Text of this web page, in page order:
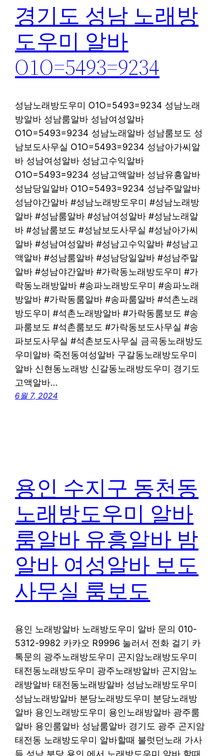
경기도 성남 노래방
도우미 알바
O1O=5493=9234
성남노래방도우미 O1O=5493=9234 성남노래
방알바 성남룸알바 성남여성알바
O1O=5493=9234 성남노래알바 성남룸보도 성
남보도사무실 O1O=5493=9234 성남아가씨알
바 성남여성알바 성남고수익알바
O1O=5493=9234 성남고액알바 성남유흥알바
성남당일알바 O1O=5493=9234 성남주말알바
성남야간알바 #성남노래방도우미 #성남노래방
알바 #성남룸알바 #성남여성알바 #성남노래알
바 #성남룸보도 #성남보도사무실 #성남아가씨
알바 #성남여성알바 #성남고수익알바 #성남고
액알바 #성남룸알바 #성남당일알바 #성남주말
알바 #성남야간알바 #가락동노래방도우미 #가
락동노래방알바 #송파노래방도우미 #송파노래
방알바 #가락동룸알바 #송파룸알바 #석촌노래
방도우미 #석촌노래방알바 #가락동룸보도 #송
파룸보도 #석촌룸보도 #가락동보도사무실 #송
파보도사무실 #석촌보도사무실 금곡동노래방도
우미알바 죽전동여성알바 구갈동노래방도우미
알바 신현동노래방 신갈동노래방도우미 경기도
고액알바…
6월 7, 2024
용인 수지구 동천동
노래방도우미 알바
룸알바 유흥알바 밤
알바 여성알바 보도
사무실 룸보도
용인 노래방알바 노래방도우미 알바 문의 010-
5312-9982 카카오 R9996 눌러서 전화 걸기 카
톡문의 광주노래방도우미 곤지암노래방도우미
태전동노래방도우미 광주노래방알바 곤지암노
래방알바 태전동노래방알바 성남노래방도우미
성남노래방알바 분당노래방도우미 분당노래방
알바 용인노래방도우미 용인노래방알바 광주룸
알바 용인룸알바 성남룸알바 경기도 광주 곤지암
태전동 노래방도우미 알바할때 불럿던노래 가사
들 성남 분당 용인 에서 노래방도우미 알바 할때